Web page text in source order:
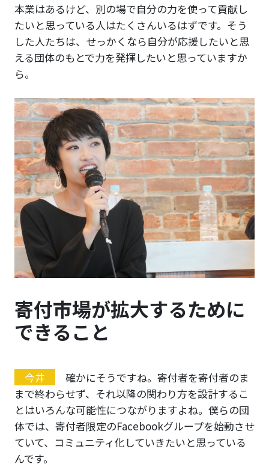
本業はあるけど、別の場で自分の力を使って貢献し
たいと思っている人はたくさんいるはずです。そう
した人たちは、せっかくなら自分が応援したいと思
える団体のもとで力を発揮したいと思っていますか
ら。
寄付市場が拡大するために
できること
今井
確かにそうですね。寄付者を寄付者のま
まで終わらせず、それ以降の関わり方を設計するこ
とはいろんな可能性につながりますよね。僕らの団
体では、寄付者限定のFacebookグループを始動させ
ていて、コミュニティ化していきたいと思っている
んです。